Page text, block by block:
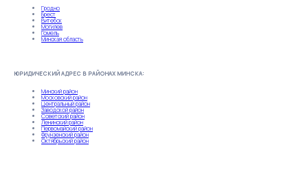
Гродно
Брест
Витебск
Могилев
Гомель
Минская область
ЮРИДИЧЕСКИЙ АДРЕС В РАЙОНАХ МИНСКА:
Минский район
Московский район
Центральный район
Заводской район
Советский район
Ленинский район
Первомайский район
Фрунзенский район
Октябрьский район